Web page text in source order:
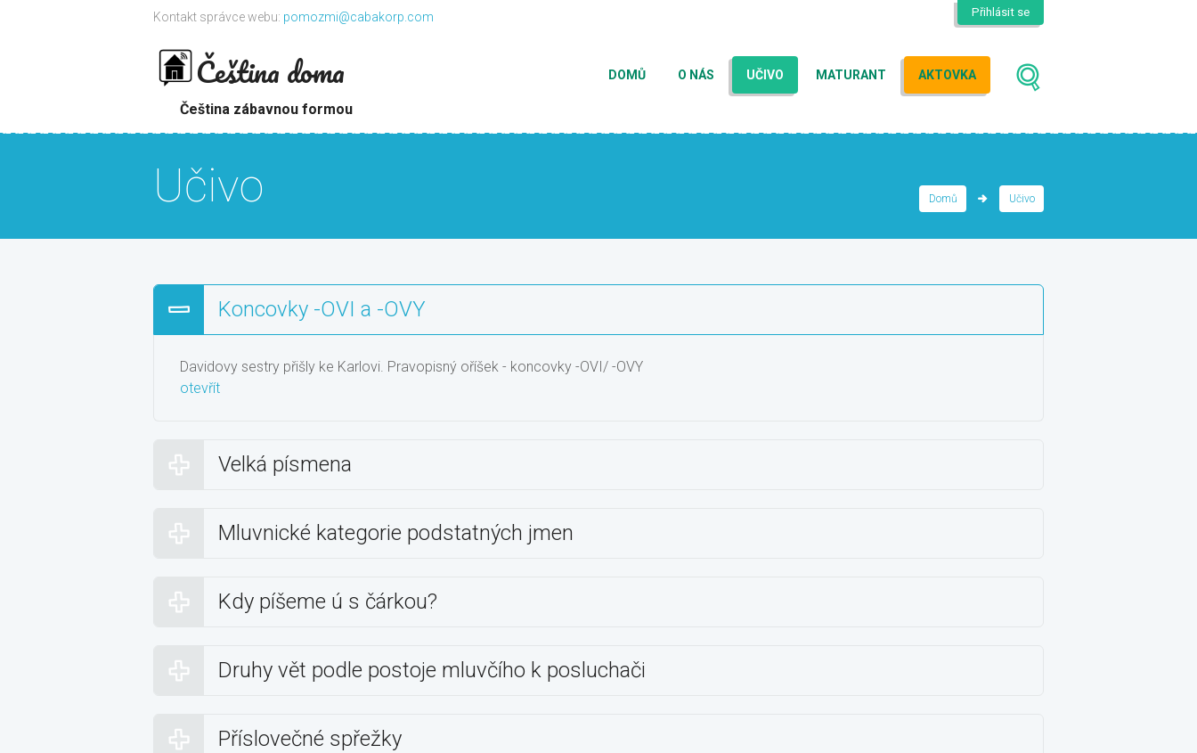
Přihlásit se
Kontakt správce webu: pomozmi@cabakorp.com
Čeština doma
Čeština zábavnou formou
DOMŮ O NÁS UČIVO MATURANT AKTOVKA
Domů Učivo
Učivo
Koncovky -OVI a -OVY
Davidovy sestry přišly ke Karlovi. Pravopisný oříšek - koncovky -OVI/ -OVY
otevřít
Velká písmena
Mluvnické kategorie podstatných jmen
Kdy píšeme ú s čárkou?
Druhy vět podle postoje mluvčího k posluchači
Příslovečné spřežky